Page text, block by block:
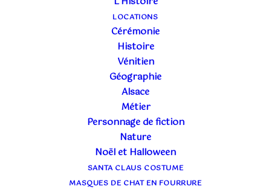
LOCATIONS
Cérémonie
Histoire
Vénitien
Géographie
Alsace
Métier
Personnage de fiction
Nature
Noël et Halloween
SANTA CLAUS COSTUME
MASQUES DE CHAT EN FOURRURE
LA COLOMBE